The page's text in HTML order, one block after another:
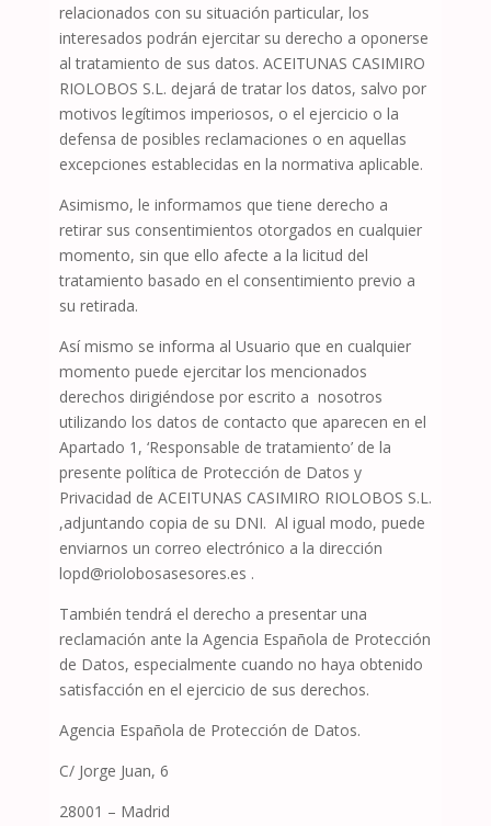
relacionados con su situación particular, los
interesados podrán ejercitar su derecho a oponerse
al tratamiento de sus datos. ACEITUNAS CASIMIRO
RIOLOBOS S.L. dejará de tratar los datos, salvo por
motivos legítimos imperiosos, o el ejercicio o la
defensa de posibles reclamaciones o en aquellas
excepciones establecidas en la normativa aplicable.
Asimismo, le informamos que tiene derecho a
retirar sus consentimientos otorgados en cualquier
momento, sin que ello afecte a la licitud del
tratamiento basado en el consentimiento previo a
su retirada.
Así mismo se informa al Usuario que en cualquier
momento puede ejercitar los mencionados
derechos dirigiéndose por escrito a nosotros
utilizando los datos de contacto que aparecen en el
Apartado 1, ‘Responsable de tratamiento’ de la
presente política de Protección de Datos y
Privacidad de ACEITUNAS CASIMIRO RIOLOBOS S.L.
,adjuntando copia de su DNI. Al igual modo, puede
enviarnos un correo electrónico a la dirección
lopd@riolobosasesores.es .
También tendrá el derecho a presentar una
reclamación ante la Agencia Española de Protección
de Datos, especialmente cuando no haya obtenido
satisfacción en el ejercicio de sus derechos.
Agencia Española de Protección de Datos.
C/ Jorge Juan, 6
28001 – Madrid